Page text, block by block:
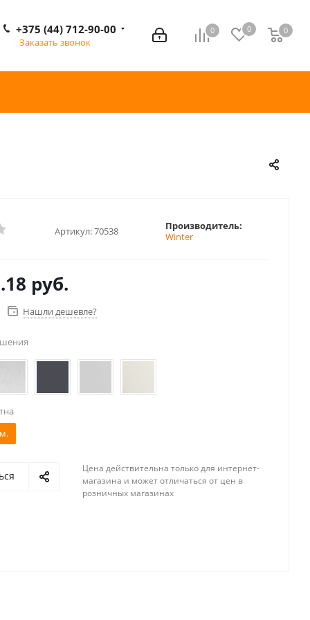
0 0 0
0
+375 (44) 712-90-00
Заказать звонок
Артикул:70538
Производитель:
Winter
руб.
Нашли дешевле?
Цена действительна только для интернет-
магазина и может отличаться от цен в
розничных магазинах